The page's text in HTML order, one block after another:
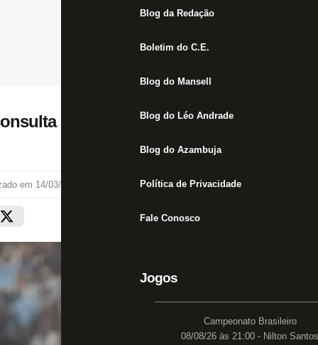
Blog da Redação
Boletim do C.E.
Blog do Mansell
Blog do Léo Andrade
Blog do Azambuja
Política de Privacidade
Fale Conosco
Jogos
Campeonato Brasileiro
08/08/26 às 21:00 - Nilton Santos
por lateral Igor Silva, que atua na
em 14/03/22 às 19:35